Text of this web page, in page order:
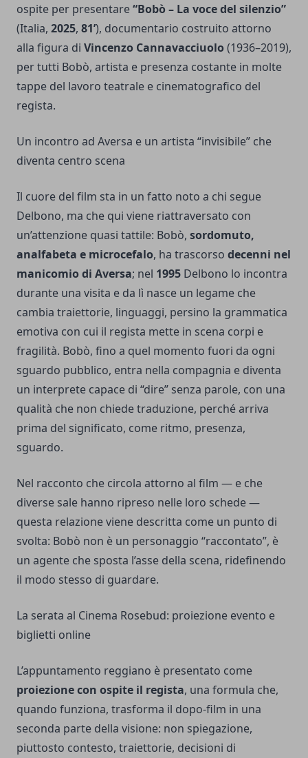
ospite per presentare“Bobò – La voce del silenzio”
(Italia, 2025, 81’), documentario costruito attorno
alla figura di Vincenzo Cannavacciuolo (1936–2019),
per tutti Bobò, artista e presenza costante in molte
tappe del lavoro teatrale e cinematografico del
regista.
Un incontro ad Aversa e un artista “invisibile” che
diventa centro scena
Il cuore del film sta in un fatto noto a chi segue
Delbono, ma che qui viene riattraversato con
un’attenzione quasi tattile: Bobò, sordomuto,
analfabeta e microcefalo, ha trascorso decenni nel
manicomio di Aversa; nel 1995 Delbono lo incontra
durante una visita e da lì nasce un legame che
cambia traiettorie, linguaggi, persino la grammatica
emotiva con cui il regista mette in scena corpi e
fragilità. Bobò, fino a quel momento fuori da ogni
sguardo pubblico, entra nella compagnia e diventa
un interprete capace di “dire” senza parole, con una
qualità che non chiede traduzione, perché arriva
prima del significato, come ritmo, presenza,
sguardo.
Nel racconto che circola attorno al film — e che
diverse sale hanno ripreso nelle loro schede —
questa relazione viene descritta come un punto di
svolta: Bobò non è un personaggio “raccontato”, è
un agente che sposta l’asse della scena, ridefinendo
il modo stesso di guardare.
La serata al Cinema Rosebud: proiezione evento e
biglietti online
L’appuntamento reggiano è presentato come
proiezione con ospite il regista, una formula che,
quando funziona, trasforma il dopo-film in una
seconda parte della visione: non spiegazione,
piuttosto contesto, traiettorie, decisioni di